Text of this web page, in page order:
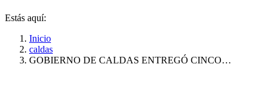
Estás aquí:
Inicio
caldas
GOBIERNO DE CALDAS ENTREGÓ CINCO…